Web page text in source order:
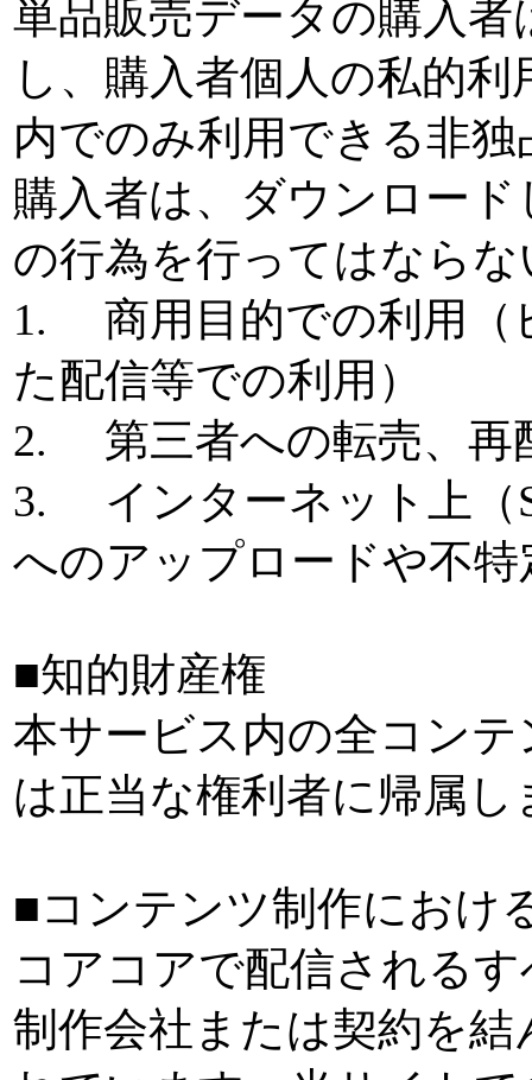
単品販売データの購入
し、購入者個人の私的
内でのみ利用できる非
購入者は、ダウンロー
の行為を行ってはなら
1. 商用目的での利用（
た配信等での利用）
2. 第三者への転売、再
3. インターネット上（
へのアップロードや不
■知的財産権
本サービス内の全コン
は正当な権利者に帰属し
■コンテンツ制作におけ
コアコアで配信される
制作会社または契約を